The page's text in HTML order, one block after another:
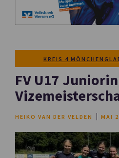
KREIS 4
FV U17
HEIKO VAN DER VELDEN MAI